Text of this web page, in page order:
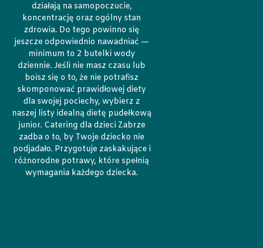
działają na samopoczucie,
koncentrację oraz ogólny stan
zdrowia. Do tego powinno się
jeszcze odpowiednio nawadniać —
minimum to 2 butelki wody
dziennie. Jeśli nie masz czasu lub
boisz się o to, że nie potrafisz
skomponować prawidłowej diety
dla swojej pociechy, wybierz z
naszej listy idealną dietę pudełkową
junior. Catering dla dzieci Zabrze
zadba o to, by Twoje dziecko nie
podjadało. Przygotuje zaskakujące i
różnorodne potrawy, które spełnią
wymagania każdego dziecka.